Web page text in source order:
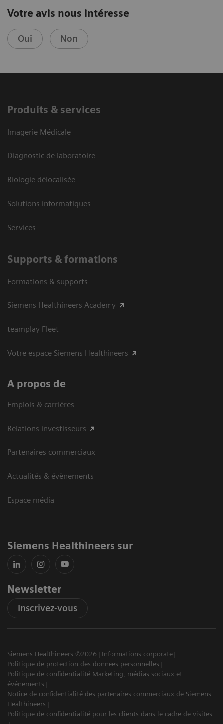
Votre avis nous intéresse
Oui Non
Produits & services
Imagerie Médicale
Diagnostic de laboratoire
Biologie délocalisée
Solutions informatiques
Services
Supports & formations
Formations & supports
Siemens Healthineers Academy
teamplay Fleet
Votre espace Siemens Healthineers
A propos de
Emplois & carrières
Relations investisseurs
Partenaires commerciaux
Actualités & évènements
Espace média
Siemens Healthineers sur
Newsletter
Inscrivez-vous
Siemens Healthineers ©2026
Informations corporate
Politique de protection des données personnelles
Politique de confidentialité Marketing, médias sociaux et
événements
Notice de confidentialité des partenaires commerciaux de Siemens
Healthineers
Politique de confidentialité pour les clients dans le cadre de visites